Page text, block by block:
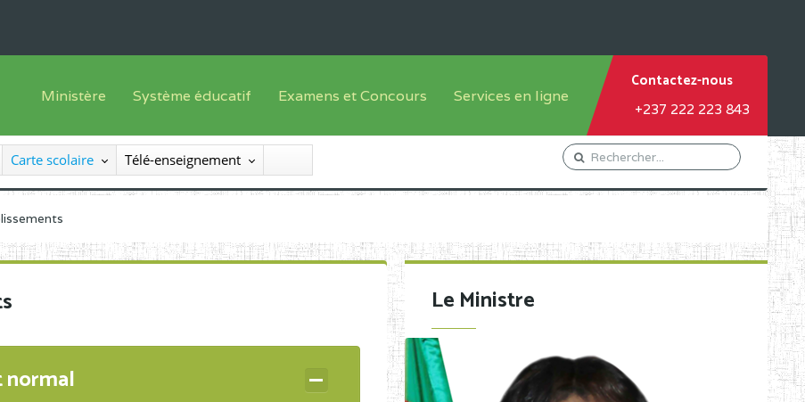
Ministère
Le Ministre
Le SEESEN
Inspection Générale des Enseignements
Organigramme
Système éducatif
Offre de formation
Sous système francophone
Progammes d'études
Examens et Concours
Inscriptions
Liste des candidats
Diplômes disponibles
Services en ligne
Orientation Conseil
Gestion du Personnel
Demande de subvention
Contactez-nous
+237 222 223 843
Carte scolaire Télé-enseignement
normal
Le Ministre